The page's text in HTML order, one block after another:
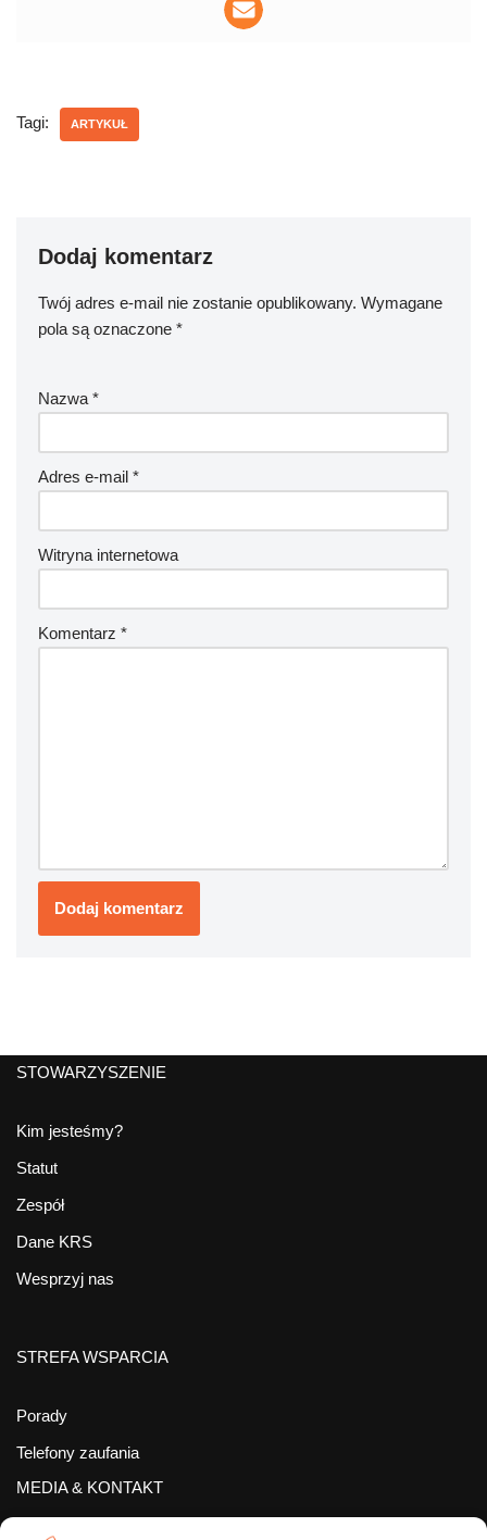
Tagi: ARTYKUŁ
Dodaj komentarz
Twój adres e-mail nie zostanie opublikowany. Wymagane
pola są oznaczone *
Nazwa*
Adres e-mail *
Witryna internetowa
Komentarz *
STOWARZYSZENIE
Kim jesteśmy?
Statut
Zespół
Dane KRS
Wesprzyj nas
STREFA WSPARCIA
Porady
Telefony zaufania
MEDIA & KONTAKT